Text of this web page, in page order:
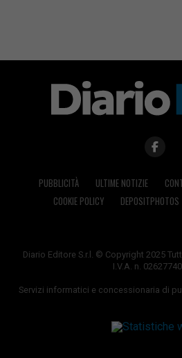
PUBBLICITÀ ULTIME NOTIZIE
COOKIE POLICY
DEPOSITPHOTOS
Diario Editore S.r.l. © Copyright 2025
I.V.A. n.
Servizi informatici e concessionaria di